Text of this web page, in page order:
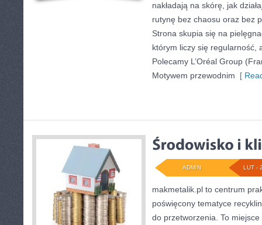
nakładają na skórę, jak
rutynę bez chaosu oraz bez
Strona skupia się na
którym liczy się regularność,
Polecamy L’Oréal Group
Motywem przewodnim [
LUT -
ADMIN
makmetalik.pl to centrum
poświęcony tematyce
do przetworzenia. To